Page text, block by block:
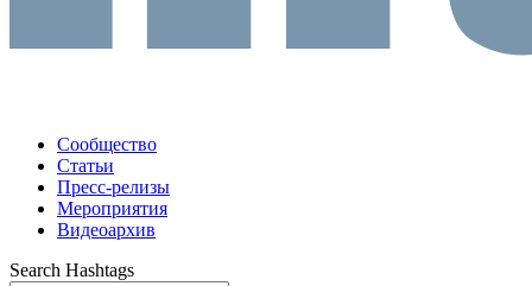
Сообщество
Статьи
Пресс-релизы
Мероприятия
Видеоархив
Search Hashtags